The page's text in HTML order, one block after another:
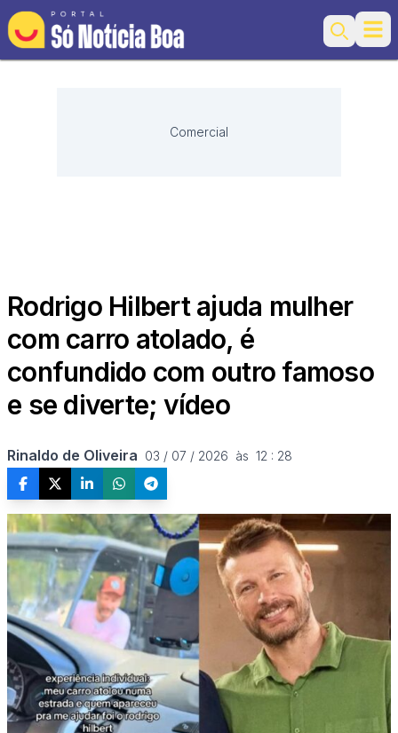
Search
Comercial
Rodrigo Hilbert ajuda mulher
com carro atolado, é
confundido com outro famoso
e se diverte; vídeo
Rinaldo de Oliveira 03 / 07 / 2026  às  12 : 28